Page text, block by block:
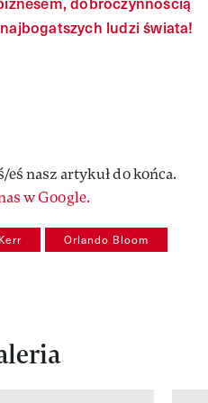
ludzi świata!
nasz artykuł do końca.
w Google.
Orlando Bloom